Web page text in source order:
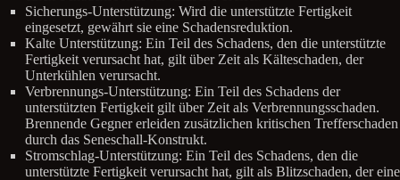
Sicherungs-Unterstützung: Wird die unterstützte Fertigkeit
eingesetzt, gewährt sie eine Schadensreduktion.
Kalte Unterstützung: Ein Teil des Schadens, den die unterstützte
Fertigkeit verursacht hat, gilt über Zeit als Kälteschaden, der
Unterkühlen verursacht.
Verbrennungs-Unterstützung: Ein Teil des Schadens der
unterstützten Fertigkeit gilt über Zeit als Verbrennungsschaden.
Brennende Gegner erleiden zusätzlichen kritischen Trefferschaden
durch das Seneschall-Konstrukt.
Stromschlag-Unterstützung: Ein Teil des Schadens, den die
unterstützte Fertigkeit verursacht hat, gilt als Blitzschaden, der eine